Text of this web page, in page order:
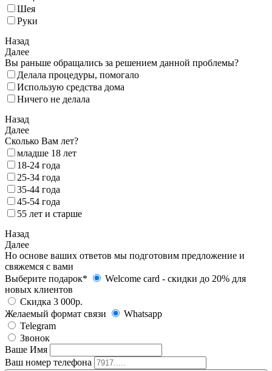
Шея
Руки
Назад
Далее
Вы раньше обращались за решением данной проблемы?
Делала процедуры, помогало
Использую средства дома
Ничего не делала
Назад
Далее
Сколько Вам лет?
младше 18 лет
18‑24 года
25‑34 года
35‑44 года
45-54 года
55 лет и старше
Назад
Далее
Но основе ваших ответов мы подготовим предложение и
свяжемся с вами
Выберите подарок*
Welcome card - cкидки до 20% для
новых клиентов
Скидка 3 000р.
Желаемый формат связи
Whatsapp
Telegram
Звонок
Ваше Имя
Ваш номер телефона